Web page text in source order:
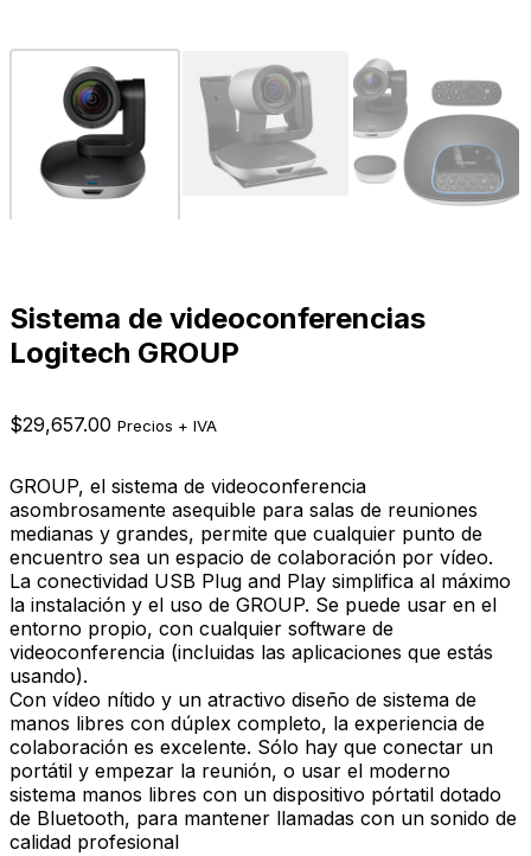
Sistema de videoconferencias
Logitech GROUP
$29,657.00 Precios + IVA
GROUP, el sistema de videoconferencia
asombrosamente asequible para salas de reuniones
medianas y grandes, permite que cualquier punto de
encuentro sea un espacio de colaboración por vídeo.
La conectividad USB Plug and Play simplifica al máximo
la instalación y el uso de GROUP. Se puede usar en el
entorno propio, con cualquier software de
videoconferencia (incluidas las aplicaciones que estás
usando).
Con vídeo nítido y un atractivo diseño de sistema de
manos libres con dúplex completo, la experiencia de
colaboración es excelente. Sólo hay que conectar un
portátil y empezar la reunión, o usar el moderno
sistema manos libres con un dispositivo pórtatil dotado
de Bluetooth, para mantener llamadas con un sonido de
calidad profesional